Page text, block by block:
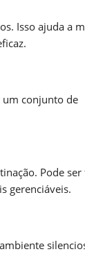
Isso ajuda a
um conjunto de
Pode ser
gerenciáveis.